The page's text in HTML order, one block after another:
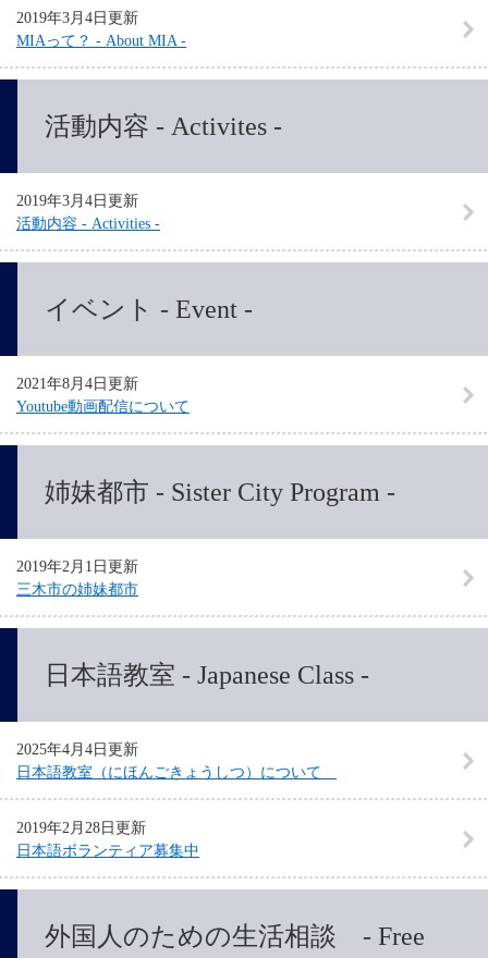
2019年3月4日更新
MIAって？ - About MIA -
活動内容 - Activites -
2019年3月4日更新
活動内容 - Activities -
イベント - Event -
2021年8月4日更新
Youtube動画配信について
姉妹都市 - Sister City Program -
2019年2月1日更新
三木市の姉妹都市
日本語教室 - Japanese Class -
2025年4月4日更新
日本語教室（にほんごきょうしつ）について
2019年2月28日更新
日本語ボランティア募集中
外国人のための生活相談 - Free